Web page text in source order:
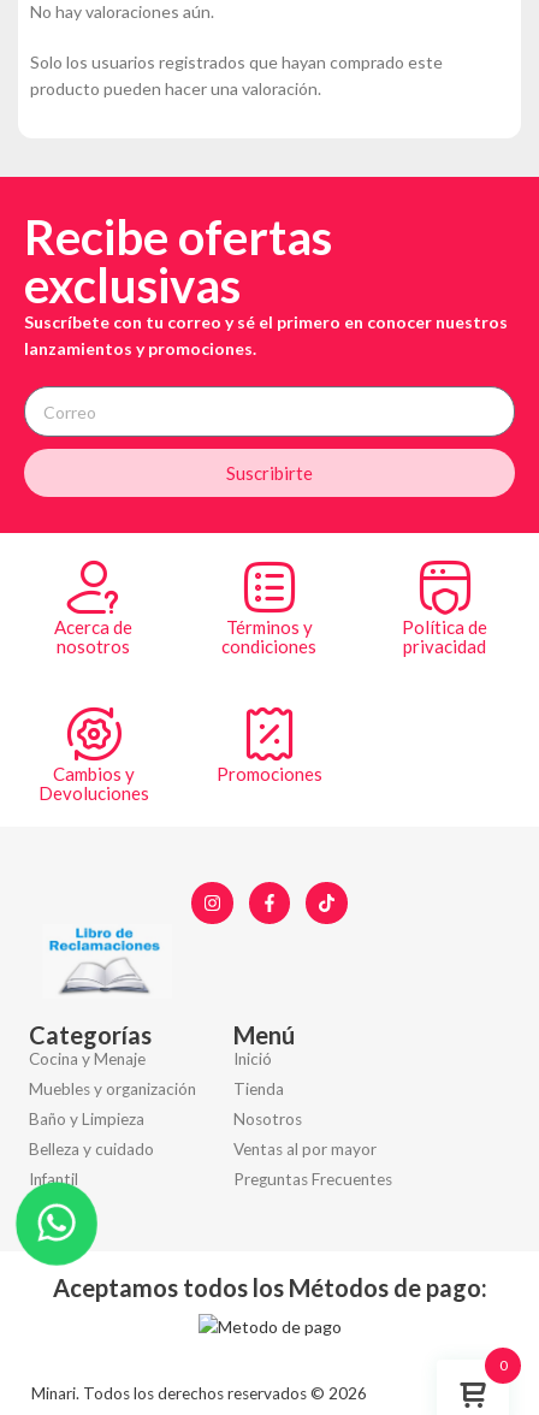
No hay valoraciones aún.
Solo los usuarios registrados que hayan comprado este
producto pueden hacer una valoración.
Recibe ofertas
exclusivas
Suscríbete con tu correo y sé el primero en conocer nuestros
lanzamientos y promociones.
Suscribirte
Acerca de
nosotros
Términos y
condiciones
Política de
privacidad
Cambios y
Devoluciones
Promociones
Categorías
Cocina y Menaje
Muebles y organización
Baño y Limpieza
Belleza y cuidado
Infantil
Otros
Menú
Inició
Tienda
Nosotros
Ventas al por mayor
Preguntas Frecuentes
Aceptamos todos los Métodos de pago:
Minari. Todos los derechos reservados © 2026
0